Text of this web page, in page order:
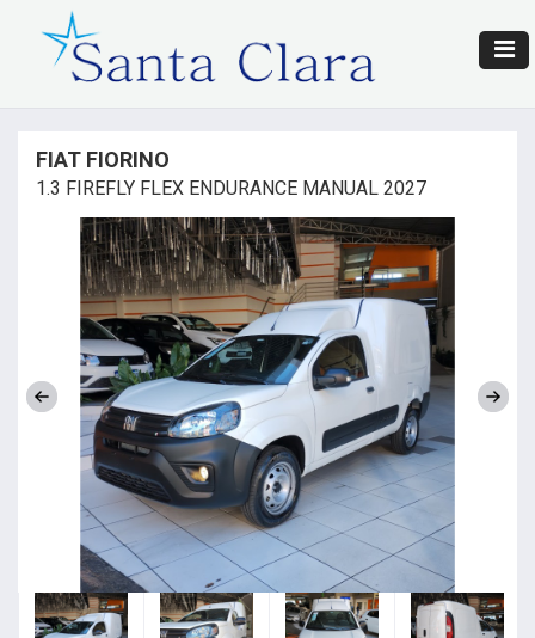
FIAT FIORINO
1.3 FIREFLY FLEX ENDURANCE MANUAL 2027